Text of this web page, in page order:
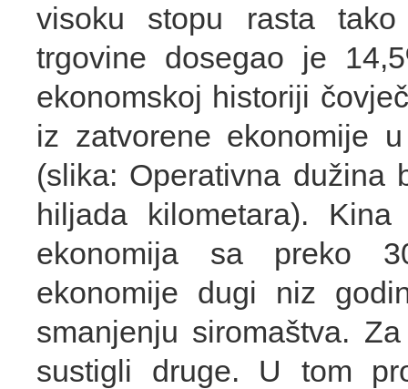
visoku stopu rasta
trgovine dosegao je
ekonomskoj historiji
iz zatvorene ekonomije
(slika: Operativna
hiljada kilometara).
ekonomija sa preko
ekonomije dugi niz
smanjenju siromaštva.
sustigli druge. U tom